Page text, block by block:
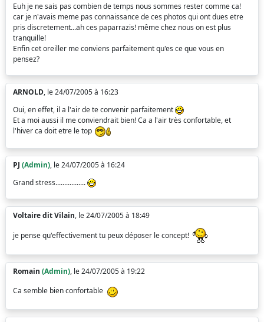
Euh je ne sais pas combien de temps nous sommes rester comme ca!
car je n'avais meme pas connaissance de ces photos qui ont dues etre
pris discretement...ah ces paparrazis! même chez nous on est plus
tranquille!
Enfin cet oreiller me conviens parfaitement qu'es ce que vous en
pensez?
ARNOLD, le 24/07/2005 à 16:23
Oui, en effet, il a l'air de te convenir parfaitement
Et a moi aussi il me conviendrait bien! Ca a l'air très confortable, et
l'hiver ca doit etre le top
PJ (Admin), le 24/07/2005 à 16:24
Grand stress.................
Voltaire dit Vilain, le 24/07/2005 à 18:49
je pense qu'effectivement tu peux déposer le concept!
Romain (Admin), le 24/07/2005 à 19:22
Ca semble bien confortable